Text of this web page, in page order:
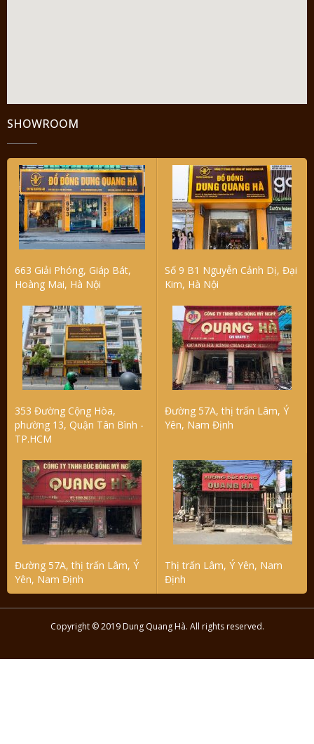
SHOWROOM
663 Giải Phóng, Giáp Bát,
Hoàng Mai, Hà Nội
Số 9 B1 Nguyễn Cảnh Dị, Đại
Kim, Hà Nội
353 Đường Cộng Hòa,
phường 13, Quận Tân Bình -
TP.HCM
Đường 57A, thị trấn Lâm, Ý
Yên, Nam Định
Đường 57A, thị trấn Lâm, Ý
Yên, Nam Định
Thị trấn Lâm, Ý Yên, Nam
Định
Copyright © 2019 Dung Quang Hà. All rights reserved.